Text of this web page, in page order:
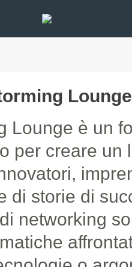
Lounge
Lounge è un
per creare un
di storie di
networking